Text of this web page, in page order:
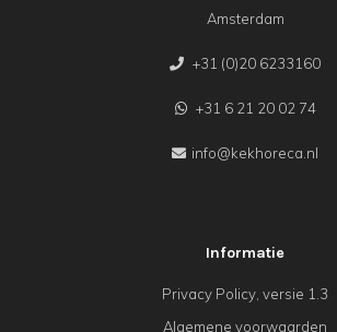
Amsterdam
+31 (0)20 6233160
+31 6 21 20 02 74
info@kekhoreca.nl
Informatie
Privacy Policy, versie 1.3
Algemene voorwaarden